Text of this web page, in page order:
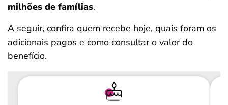
milhões de famílias.
A seguir, confira quem recebe hoje, quais foram os
adicionais pagos e como consultar o valor do
benefício.